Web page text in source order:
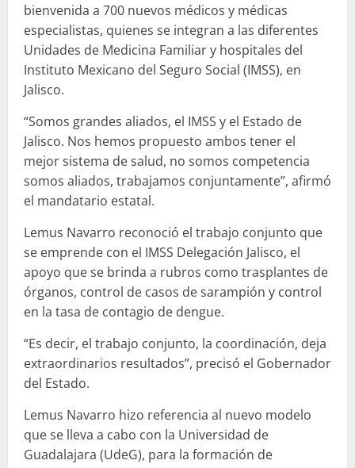
bienvenida a 700 nuevos médicos y médicas
especialistas, quienes se integran a las diferentes
Unidades de Medicina Familiar y hospitales del
Instituto Mexicano del Seguro Social (IMSS), en
Jalisco.
“Somos grandes aliados, el IMSS y el Estado de
Jalisco. Nos hemos propuesto ambos tener el
mejor sistema de salud, no somos competencia
somos aliados, trabajamos conjuntamente”, afirmó
el mandatario estatal.
Lemus Navarro reconoció el trabajo conjunto que
se emprende con el IMSS Delegación Jalisco, el
apoyo que se brinda a rubros como trasplantes de
órganos, control de casos de sarampión y control
en la tasa de contagio de dengue.
“Es decir, el trabajo conjunto, la coordinación, deja
extraordinarios resultados”, precisó el Gobernador
del Estado.
Lemus Navarro hizo referencia al nuevo modelo
que se lleva a cabo con la Universidad de
Guadalajara (UdeG), para la formación de